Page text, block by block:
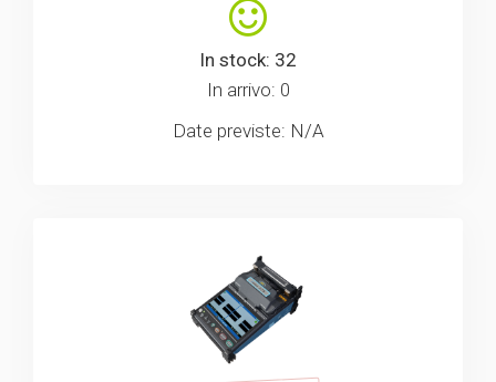
In stock: 32
In arrivo: 0
Date previste: N/A